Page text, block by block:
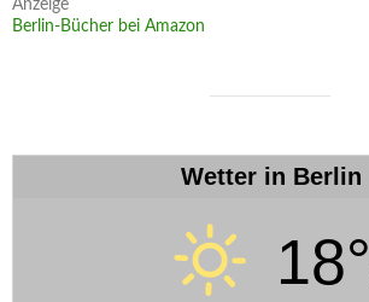
Anzeige
Berlin-Bücher bei Amazon
Wetter in Berlin
18°